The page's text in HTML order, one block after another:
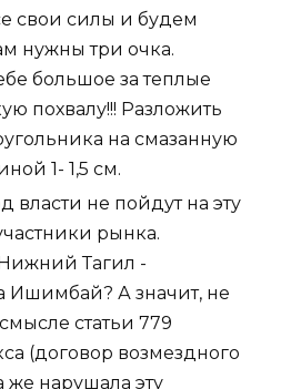
свои силы и будем
нужны три очка.
большое за теплые
похвалу!!! Разложить
на смазанную
1- 1,5 см.
не пойдут на эту
рынка.
Тагил -
Ишимбай? А значит, не
статьи 779
(договор возмездного
же нарушала эту